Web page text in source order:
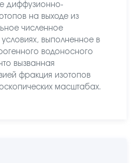
диффузионно-
на выходе из
численное
выполненное в
водоносного
вызванная
фракция изотопов
масштабах.